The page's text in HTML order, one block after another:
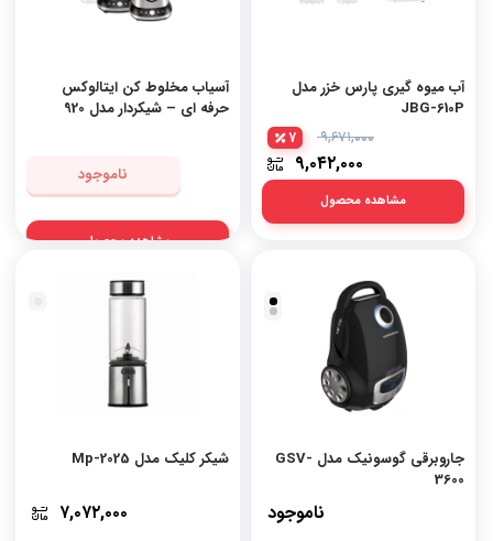
آب میوه گیری پارس خزر مدل
JBG-610P
۹,۶۷۱,۰۰۰
۹,۰۴۲,۰۰۰
7
مشاهده محصول
آسیاب مخلوط کن ایتالوکس
حرفه ای – شیکردار مدل 920
ناموجود
مشاهده محصول
جاروبرقی گوسونیک مدل GSV-
3600
ناموجود
شیکر کلیک مدل Mp-2025
۷,۰۷۲,۰۰۰